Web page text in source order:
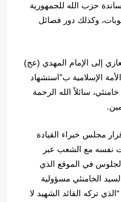
حزب الله للجمهورية
وكذلك دور فصائل
إلى الإمام المهدي (عج)
الإسلامية ب”استشهاد
سائلاً الله الرحمة
مجلس خبراء القيادة
نفسه مع الشعب عبر
في الموقع الذي
الخامنئي مسؤولية
تركه القائد الشهيد لا